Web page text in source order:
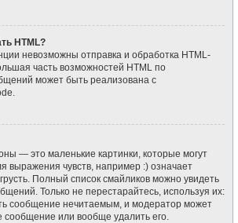
HTML?
невозможны отправка и обработка HTML-
часть возможностей HTML по
может быть реализована с
— это маленькие картинки, которые могут
выражения чувств, например :) означает
Полный список смайликов можно увидеть
Только не перестарайтесь, используя их:
сообщение нечитаемым, и модератор может
сообщение или вообще удалить его.